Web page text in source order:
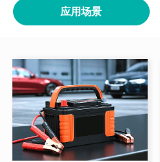
应用场景